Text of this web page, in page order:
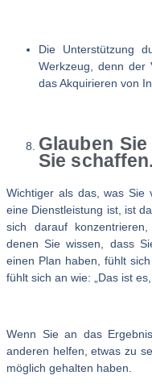
Die Unterstützung
Werkzeug, denn der
das Akquirieren von
Glauben
Sie schaffen.
Wichtiger als das, was Sie
eine Dienstleistung ist, ist
sich darauf
denen Sie wissen, dass
einen Plan haben, fühlt
fühlt sich an wie: „Das ist
Wenn Sie an das
anderen helfen, etwas zu
möglich gehalten haben.